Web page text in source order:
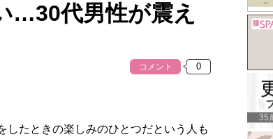
…30代男性が震え
コメント
たときの楽しみのひとつだという人も